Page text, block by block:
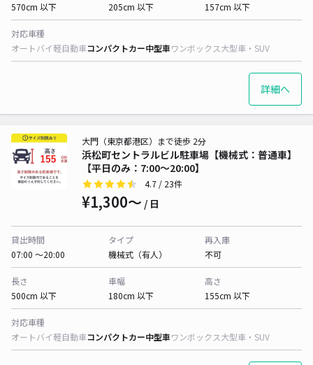
570cm 以下
205cm 以下
157cm 以下
対応車種
オートバイ軽自動車コンパクトカー中型車ワンボックス大型車・SUV
詳細へ
浜松町セントラルビル駐車場【機械式：普通車】
【平日のみ：7:00～20:00】
大門（東京都港区）まで徒歩 2分
4.7 / 23件
¥1,300〜 / 日
貸出時間
07:00 〜20:00
タイプ
機械式（有人）
再入庫
不可
長さ
500cm 以下
車幅
180cm 以下
高さ
155cm 以下
対応車種
オートバイ軽自動車コンパクトカー中型車ワンボックス大型車・SUV